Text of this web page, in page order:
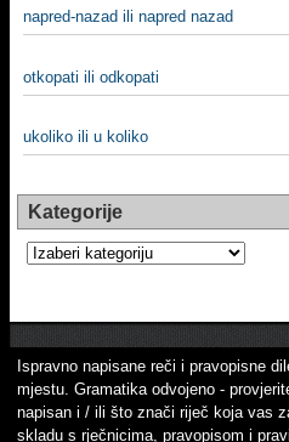
napred-nazad ili napred nazad
otkopati ili odkopati
ukoliko ili u koliko
Kategorije
Kategorije
Ispravno napisane reči i pravopisne
mjestu. Gramatika odvojeno -
napisan i / ili što znači riječ koja vas
skladu s rječnicima, pravopisom i